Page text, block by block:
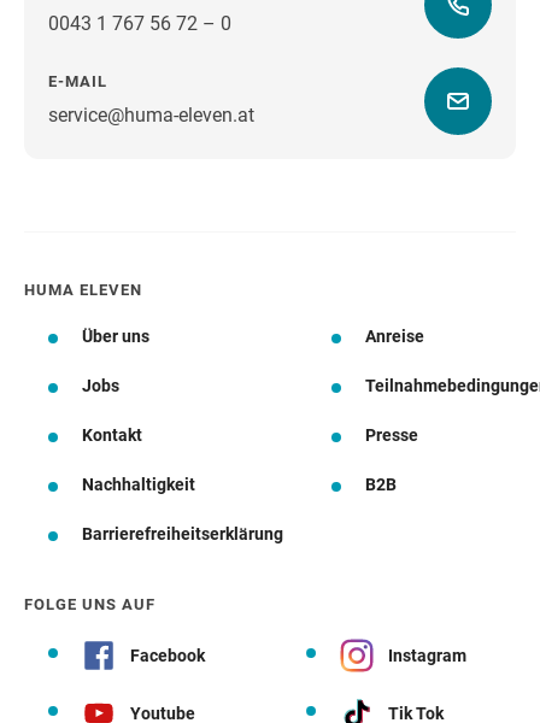
0043 1 767 56 72 – 0
E-MAIL
service@huma-eleven.atWegbeschreibung
HUMA ELEVEN
Über uns Anreise
Jobs
Kontakt Presse
Nachhaltigkeit B2B
Barrierefreiheitserklärung
FOLGE UNS AUF
Facebook Instagram
Youtube Tik Tok